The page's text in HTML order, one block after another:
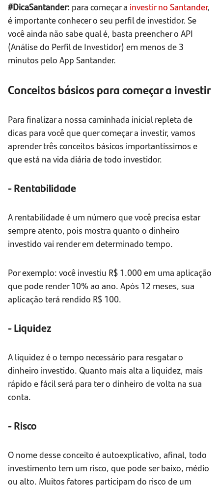
#DicaSantander: para começar a investir no Santander,
é importante conhecer o seu perfil de investidor. Se
você ainda não sabe qual é, basta preencher o API
(Análise do Perfil de Investidor) em menos de 3
minutos pelo App Santander.
Conceitos básicos para começar a investir
Para finalizar a nossa caminhada inicial repleta de
dicas para você que quer começar a investir, vamos
aprender três conceitos básicos importantíssimos e
que está na vida diária de todo investidor.
- Rentabilidade
A rentabilidade é um número que você precisa estar
sempre atento, pois mostra quanto o dinheiro
investido vai render em determinado tempo.
Por exemplo: você investiu R$ 1.000 em uma aplicação
que pode render 10% ao ano. Após 12 meses, sua
aplicação terá rendido R$ 100.
- Liquidez
A liquidez é o tempo necessário para resgatar o
dinheiro investido. Quanto mais alta a liquidez, mais
rápido e fácil será para ter o dinheiro de volta na sua
conta.
- Risco
O nome desse conceito é autoexplicativo, afinal, todo
investimento tem um risco, que pode ser baixo, médio
ou alto. Muitos fatores participam do risco de um